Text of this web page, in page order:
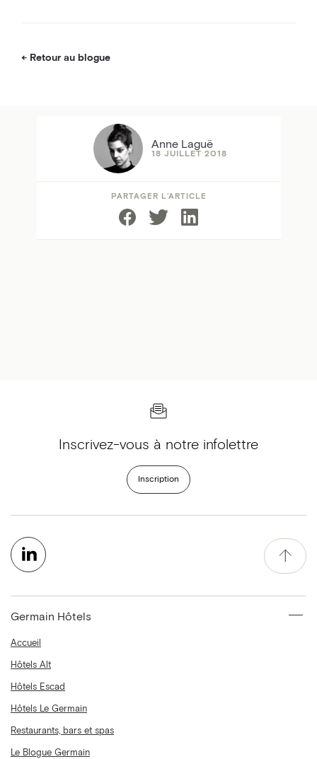
Retour au blogue
Anne Laguë
18 JUILLET 2018
PARTAGER L’ARTICLE
Inscrivez-vous à notre infolettre
Inscription
Germain Hôtels
Accueil
Hôtels Alt
Hôtels Escad
Hôtels Le Germain
Restaurants, bars et spas
Le Blogue Germain